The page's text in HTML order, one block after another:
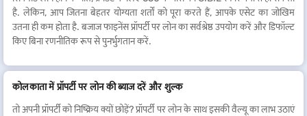
उदयपुर में प्रॉपर्टी पर लोन लखनऊ में प्रॉपर्टी पर लोन
नोएडा में प्रॉपर्टी पर लोन पुणे में प्रॉपर्टी पर लोन
है. लेकिन, आप जितना बेहतर योग्यता शर्तों को पूरा करते हैं, आपके एसेट का जोखिम
उतना ही कम होता है. बजाज फाइनेंस प्रॉपर्टी पर लोन का सर्वश्रेष्ठ उपयोग करें और डिफॉल्ट
किए बिना रणनीतिक रूप से पुनर्भुगतान करें.
कोलकाता में प्रॉपर्टी पर लोन की ब्याज दरें और शुल्क
तो अपनी प्रॉपर्टी को निष्क्रिय क्यों छोड़ें? प्रॉपर्टी पर लोन के साथ इसकी वैल्यू का लाभ उठाएं